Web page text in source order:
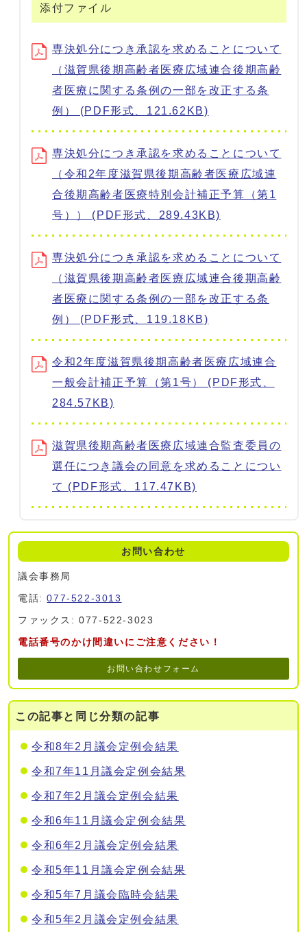
添付ファイル
専決処分につき承認を求めることについて
（滋賀県後期高齢者医療広域連合後期高齢
者医療に関する条例の一部を改正する条
例） (PDF形式、121.62KB)
専決処分につき承認を求めることについて
（令和2年度滋賀県後期高齢者医療広域連
合後期高齢者医療特別会計補正予算（第1
号）） (PDF形式、289.43KB)
専決処分につき承認を求めることについて
（滋賀県後期高齢者医療広域連合後期高齢
者医療に関する条例の一部を改正する条
例） (PDF形式、119.18KB)
令和2年度滋賀県後期高齢者医療広域連合
一般会計補正予算（第1号） (PDF形式、
284.57KB)
滋賀県後期高齢者医療広域連合監査委員の
選任につき議会の同意を求めることについ
て (PDF形式、117.47KB)
お問い合わせ
議会事務局
電話:077-522-3013
ファックス: 077-522-3023
電話番号のかけ間違いにご注意ください！
お問い合わせフォーム
この記事と同じ分類の記事
令和8年2月議会定例会結果
令和7年11月議会定例会結果
令和7年2月議会定例会結果
令和6年11月議会定例会結果
令和6年2月議会定例会結果
令和5年11月議会定例会結果
令和5年7月議会臨時会結果
令和5年2月議会定例会結果